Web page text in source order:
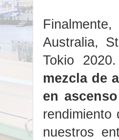
Australia,
Tokio
mezcla de
en
rendimiento
nuestros